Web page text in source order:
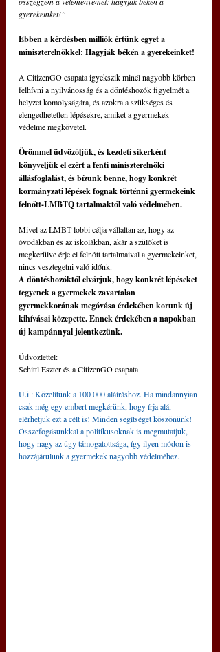
gyerekeinket!”
Ebben a kérdésben milliók értünk egyet a
miniszterelnökkel: Hagyják békén a gyerekeinket!
A CitizenGO csapata igyekszik minél nagyobb körben
felhívni a nyilvánosság és a döntéshozók figyelmét a
helyzet komolyságára, és azokra a szükséges és
elengedhetetlen lépésekre, amiket a gyermekek
védelme megkövetel.
Örömmel üdvözöljük, és kezdeti sikerként
könyveljük el ezért a fenti miniszterelnöki
állásfoglalást, és bízunk benne, hogy konkrét
kormányzati lépések fognak történni gyermekeink
felnőtt-LMBTQ tartalmaktól való védelmében.
Mivel az LMBT-lobbi célja vállaltan az, hogy az
óvodákban és az iskolákban, akár a szülőket is
megkerülve érje el felnőtt tartalmaival a gyermekeinket,
nincs vesztegetni való időnk.
A döntéshozóktól elvárjuk, hogy konkrét lépéseket
tegyenek a gyermekek zavartalan
gyermekkorának megóvása érdekében korunk új
kihívásai közepette. Ennek érdekében a napokban
új kampánnyal jelentkezünk.
Üdvözlettel:
Schittl Eszter és a CitizenGO csapata
U.i.: Közelítünk a 100 000 aláíráshoz. Ha mindannyian
csak még egy embert megkérünk, hogy írja alá,
elérhetjük ezt a célt is! Minden segítséget köszönünk!
Összefogásunkkal a politikusoknak is megmutatjuk,
hogy nagy az ügy támogatottsága, így ilyen módon is
hozzájárulunk a gyermekek nagyobb védelméhez.